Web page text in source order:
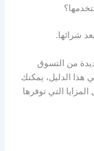
شرائها.
من التسوق
هذا الدليل، يمكنك
التي توفرها